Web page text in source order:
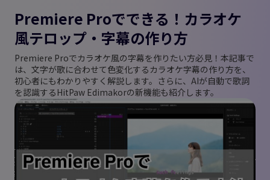
Premiere Proでできる！カラオケ
風テロップ・字幕の作り方
Premiere Proでカラオケ風の字幕を作りたい方必見！本記事で
は、文字が歌に合わせて色変化するカラオケ字幕の作り方を、
初心者にもわかりやすく解説します。さらに、AIが自動で歌詞
を認識するHitPaw Edimakorの新機能も紹介します。